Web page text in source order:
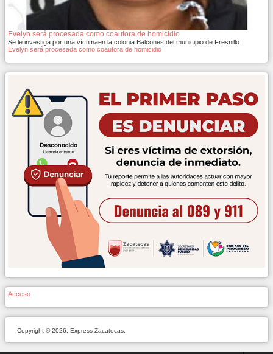
Evelyn será procesada como coautora de homicidio
Se le investiga por una víctimaen la colonia Balcones del municipio de Fresnillo
Evelyn será procesada como coautora de homicidio
Acceso
Copyright © 2026. Express Zacatecas.